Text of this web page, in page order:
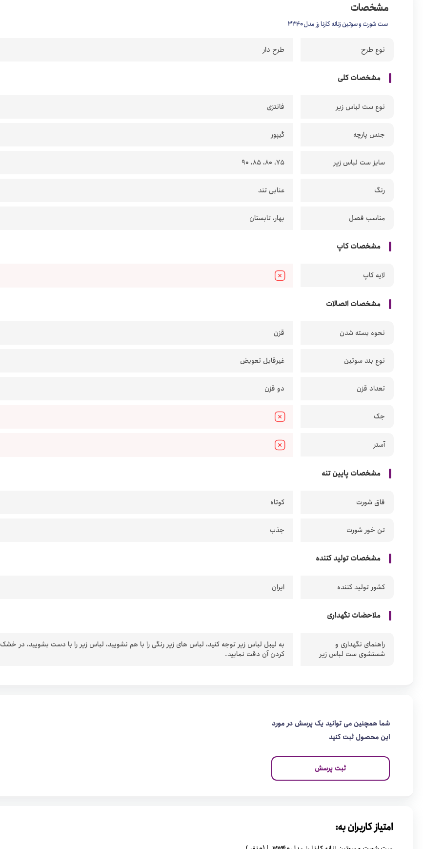
مشخصات
ست شورت و سوتین زنانه کارنا رز مدل 3340
نوع طرح طرح دار
مشخصات کلی
نوع ست لباس زیر فانتزی
جنس پارچه گیپور
سایز ست لباس زیر 75، 80، 85، 90
رنگ عنابی تند
مناسب فصل بهار، تابستان
مشخصات کاپ
لایه کاپ
مشخصات اتصالات
نحوه بسته شدن قزن
نوع بند سوتین غیرقابل تعویض
تعداد قزن دو قزن
جک
آستر
مشخصات پایین تنه
فاق شورت کوتاه
تن خور شورت جذب
مشخصات تولید کننده
کشور تولید کننده ایران
ملاحضات نگهداری
راهنمای نگهداری و
شستشوی ست لباس زیر
به لیبل لباس زیر توجه کنید، لباس های زیر رنگی را با هم نشویید، لباس زیر را با دست بشویید، در خشک
کردن آن دقت نمایید.
شما همچنین می توانید یک پرسش در مورد
این محصول ثبت کنید
ثبت پرسش
امتیاز کاربران به: